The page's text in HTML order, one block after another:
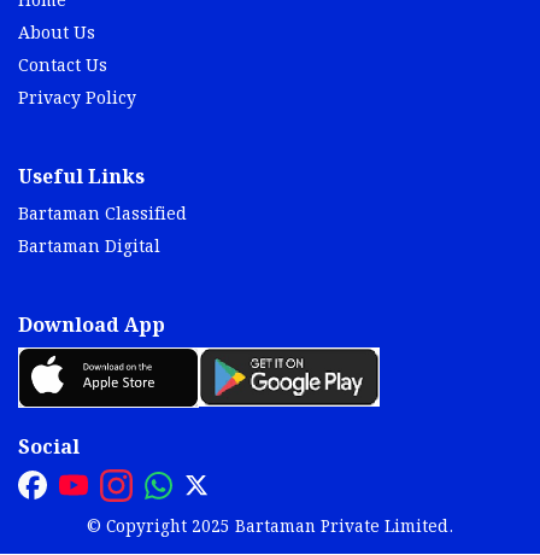
About Us
Contact Us
Privacy Policy
Useful Links
Bartaman Classified
Bartaman Digital
Download App
Social
© Copyright 2025 Bartaman Private Limited.